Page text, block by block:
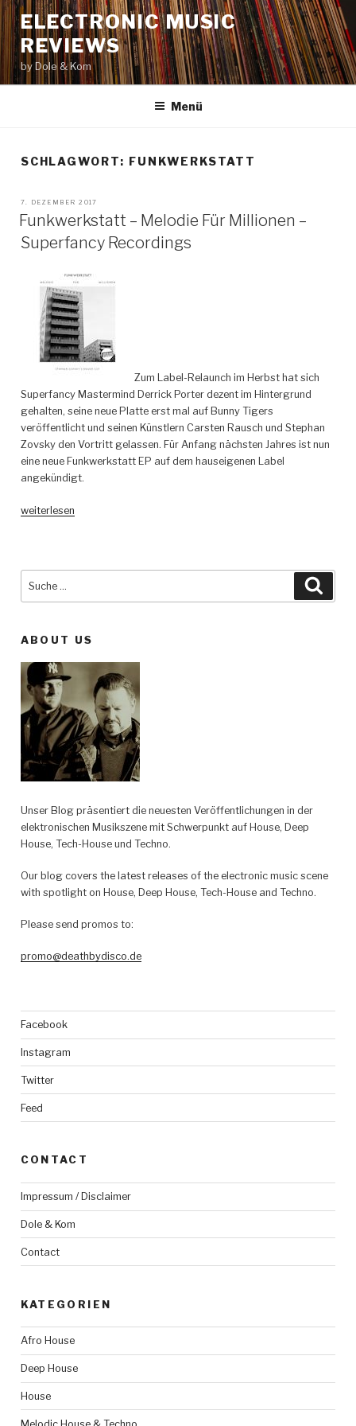
Zum
Inhalt
springen
ELECTRONIC MUSIC
REVIEWS
by Dole & Kom
Menü
SCHLAGWORT: FUNKWERKSTATT
VERÖFFENTLICHT
7. DEZEMBER 2017
Funkwerkstatt – Melodie Für Millionen –
Superfancy Recordings
Zum Label-Relaunch im Herbst hat sich
Superfancy Mastermind Derrick Porter dezent im Hintergrund
gehalten, seine neue Platte erst mal auf Bunny Tigers
veröffentlicht und seinen Künstlern Carsten Rausch und Stephan
Zovsky den Vortritt gelassen. Für Anfang nächsten Jahres ist nun
eine neue Funkwerkstatt EP auf dem hauseigenen Label
angekündigt.
„Funkwerkstatt
weiterlesen
ABOUT US
Unser Blog präsentiert die neuesten Veröffentlichungen in der
elektronischen Musikszene mit Schwerpunkt auf House, Deep
House, Tech-House und Techno.
Our blog covers the latest releases of the electronic music scene
with spotlight on House, Deep House, Tech-House and Techno.
Please send promos to:
promo@deathbydisco.de
Facebook
Instagram
Twitter
Feed
CONTACT
Impressum / Disclaimer
Dole & Kom
Contact
KATEGORIEN
Afro House
Deep House
House